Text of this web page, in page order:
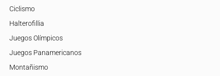
Ciclismo
Halterofillia
Juegos Olímpicos
Juegos Panamericanos
Montañismo